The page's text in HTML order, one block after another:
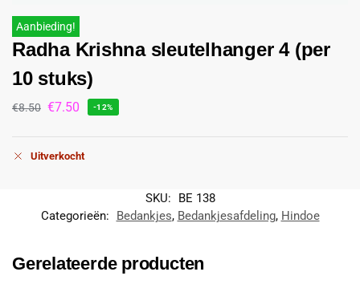
Aanbieding!
Radha Krishna sleutelhanger 4 (per
10 stuks)
€8.50 €7.50 -12%
Uitverkocht
SKU:
BE 138
Categorieën:
Bedankjes, Bedankjesafdeling, Hindoe
Gerelateerde producten